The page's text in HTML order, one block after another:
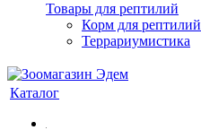
Товары для рептилий
Корм для рептилий
Террариумистика
Каталог